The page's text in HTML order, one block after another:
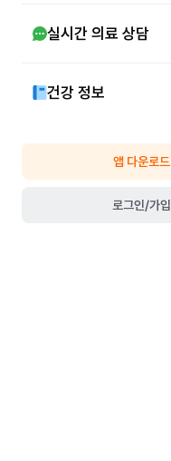
실시간 의료 상담
건강 정보
앱 다운로드
로그인/가입